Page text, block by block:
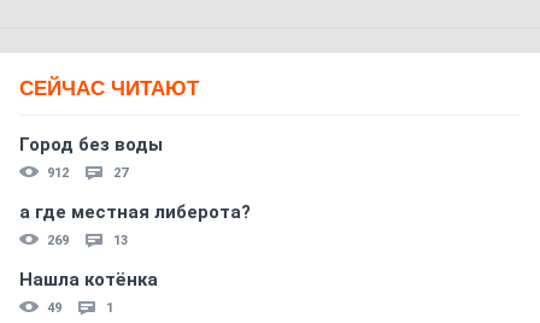
СЕЙЧАС ЧИТАЮТ
Город без воды
912 27
а где местная либерота?
269 13
Нашла котёнка
49 1